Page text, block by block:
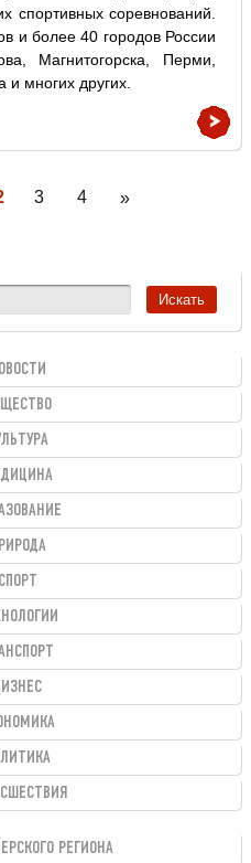
спортивных соревнований.
и более 40 городов России
Магнитогорска, Перми,
и многих других.
3 4 »
СПОРТ
РЕГИОНА